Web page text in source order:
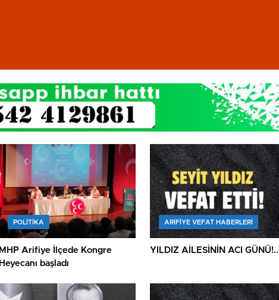
POLİTİKA
MHP Arifiye İlçede Kongre
Heyecanı başladı
ARIFIYE VEFAT HABERLERI
YILDIZ AİLESİNİN ACI GÜNÜ!..